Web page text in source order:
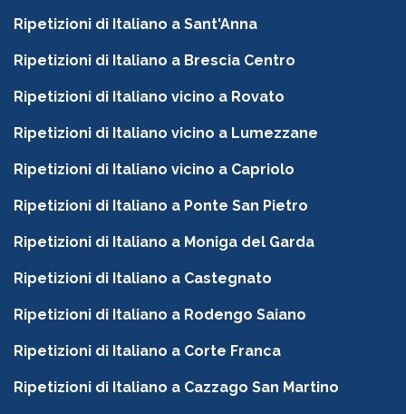
Ripetizioni di Italiano a Sant'Anna
Ripetizioni di Italiano a Brescia Centro
Ripetizioni di Italiano vicino a Rovato
Ripetizioni di Italiano vicino a Lumezzane
Ripetizioni di Italiano vicino a Capriolo
Ripetizioni di Italiano a Ponte San Pietro
Ripetizioni di Italiano a Moniga del Garda
Ripetizioni di Italiano a Castegnato
Ripetizioni di Italiano a Rodengo Saiano
Ripetizioni di Italiano a Corte Franca
Ripetizioni di Italiano a Cazzago San Martino